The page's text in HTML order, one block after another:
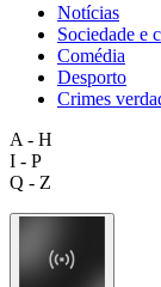
Notícias
Sociedade e
Comédia
Desporto
Crimes
A - H
I - P
Q - Z